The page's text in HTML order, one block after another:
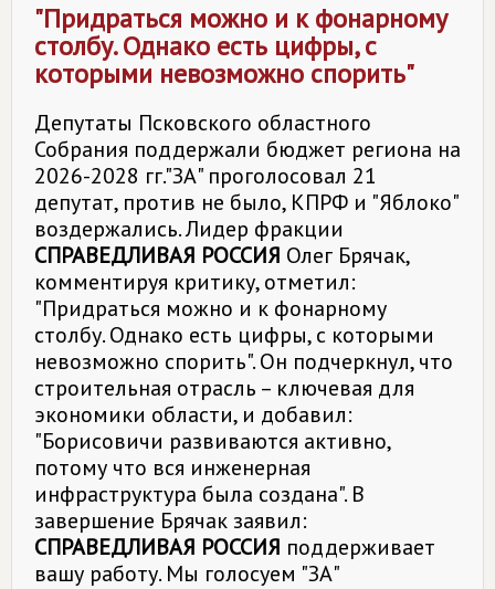
"Придраться можно и к фонарному
столбу. Однако есть цифры, с
которыми невозможно спорить"
Депутаты Псковского областного
Собрания поддержали бюджет региона на
2026-2028 гг."ЗА" проголосовал 21
депутат, против не было, КПРФ и "Яблоко"
воздержались. Лидер фракции
СПРАВЕДЛИВАЯ РОССИЯ Олег Брячак,
комментируя критику, отметил:
"Придраться можно и к фонарному
столбу. Однако есть цифры, с которыми
невозможно спорить". Он подчеркнул, что
строительная отрасль – ключевая для
экономики области, и добавил:
"Борисовичи развиваются активно,
потому что вся инженерная
инфраструктура была создана". В
завершение Брячак заявил:
СПРАВЕДЛИВАЯ РОССИЯ поддерживает
вашу работу. Мы голосуем "ЗА"